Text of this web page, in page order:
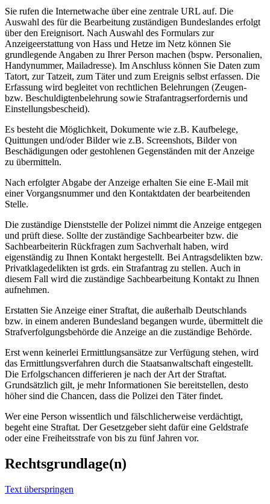
Sie rufen die Internetwache über eine zentrale URL auf. Die
Auswahl des für die Bearbeitung zuständigen Bundeslandes erfolgt
über den Ereignisort. Nach Auswahl des Formulars zur
Anzeigeerstattung von Hass und Hetze im Netz können Sie
grundlegende Angaben zu Ihrer Person machen (bspw. Personalien,
Handynummer, Mailadresse). Im Anschluss können Sie Daten zum
Tatort, zur Tatzeit, zum Täter und zum Ereignis selbst erfassen. Die
Erfassung wird begleitet von rechtlichen Belehrungen (Zeugen-
bzw. Beschuldigtenbelehrung sowie Strafantragserfordernis und
Einstellungsbescheid).
Es besteht die Möglichkeit, Dokumente wie z.B. Kaufbelege,
Quittungen und/oder Bilder wie z.B. Screenshots, Bilder von
Beschädigungen oder gestohlenen Gegenständen mit der Anzeige
zu übermitteln.
Nach erfolgter Abgabe der Anzeige erhalten Sie eine E-Mail mit
einer Vorgangsnummer und den Kontaktdaten der bearbeitenden
Stelle.
Die zuständige Dienststelle der Polizei nimmt die Anzeige entgegen
und prüft diese. Sollte der zuständige Sachbearbeiter bzw. die
Sachbearbeiterin Rückfragen zum Sachverhalt haben, wird
eigenständig zu Ihnen Kontakt hergestellt. Bei Antragsdelikten bzw.
Privatklagedelikten ist grds. ein Strafantrag zu stellen. Auch in
diesem Fall wird die zuständige Sachbearbeitung Kontakt zu Ihnen
aufnehmen.
Erstatten Sie Anzeige einer Straftat, die außerhalb Deutschlands
bzw. in einem anderen Bundesland begangen wurde, übermittelt die
Strafverfolgungsbehörde die Anzeige an die zuständige Behörde.
Erst wenn keinerlei Ermittlungsansätze zur Verfügung stehen, wird
das Ermittlungsverfahren durch die Staatsanwaltschaft eingestellt.
Die Erfolgschancen differieren je nach der Art der Straftat.
Grundsätzlich gilt, je mehr Informationen Sie bereitstellen, desto
höher sind die Chancen, dass die Polizei den Täter findet.
Wer eine Person wissentlich und fälschlicherweise verdächtigt,
begeht eine Straftat. Der Gesetzgeber sieht dafür eine Geldstrafe
oder eine Freiheitsstrafe von bis zu fünf Jahren vor.
Rechtsgrundlage(n)
Text überspringen